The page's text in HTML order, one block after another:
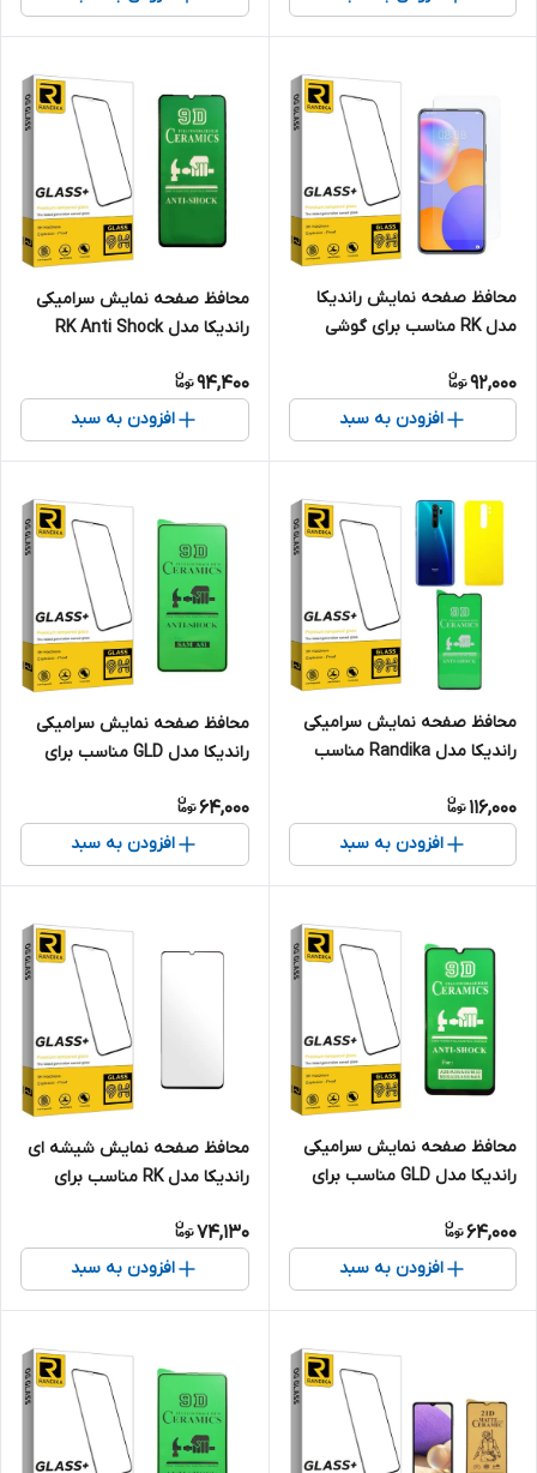
محافظ صفحه نمایش راندیکا
مدل RK مناسب برای گوشی
92,000
افزودن به سبد
محافظ صفحه نمایش سرامیکی
راندیکا مدل RK Anti Shock
هوآوی P30 Pro
94,400
افزودن به سبد
محافظ صفحه نمایش سرامیکی
راندیکا مدل Randika مناسب
محافظ پشت گوشی
116,000
افزودن به سبد
محافظ صفحه نمایش سرامیکی
راندیکا مدل GLD مناسب برای
A51
64,000
افزودن به سبد
محافظ صفحه نمایش سرامیکی
راندیکا مدل GLD مناسب برای
A30
64,000
افزودن به سبد
محافظ صفحه نمایش شیشه ای
راندیکا مدل RK مناسب برای
74,130
افزودن به سبد